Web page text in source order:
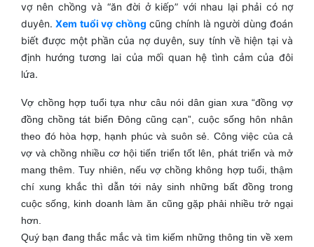
vợ nên chồng và “ăn đời ở kiếp” với nhau lại phải có nợ
duyên.Xem tuổi vợ chồng cũng chính là người dùng đoán
biết được một phần của nợ duyên, suy tính về hiện tại và
định hướng tương lai của mối quan hệ tình cảm của đôi
lứa.
Vợ chồng hợp tuổi tựa như câu nói dân gian xưa “đồng vợ
đồng chồng tát biển Đông cũng cạn”, cuộc sống hôn nhân
theo đó hòa hợp, hạnh phúc và suôn sẻ. Công việc của cả
vợ và chồng nhiều cơ hội tiến triển tốt lên, phát triển và mở
mang thêm. Tuy nhiên, nếu vợ chồng không hợp tuổi, thậm
chí xung khắc thì dẫn tới nảy sinh những bất đồng trong
cuộc sống, kinh doanh làm ăn cũng gặp phải nhiều trở ngại
hơn.
Quý bạn đang thắc mắc và tìm kiếm những thông tin về xem